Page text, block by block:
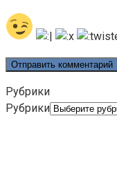
Рубрики
Рубрики